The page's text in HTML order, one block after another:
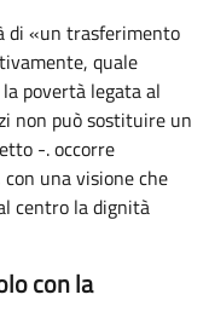
di «un trasferimento
quale
povertà legata al
non può sostituire un
-. occorre
una visione che
centro la dignità
con la